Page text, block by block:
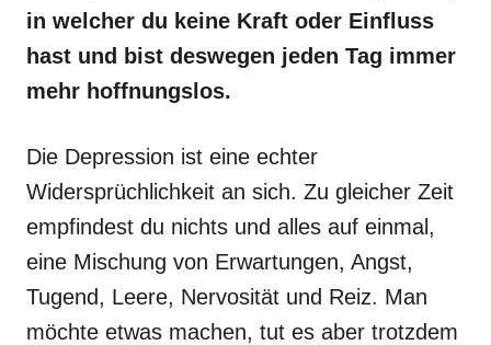
in welcher du keine Kraft oder Einfluss
hast und bist deswegen jeden Tag immer
mehr hoffnungslos.
Die Depression ist eine echter
Widersprüchlichkeit an sich. Zu gleicher Zeit
empfindest du nichts und alles auf einmal,
eine Mischung von Erwartungen, Angst,
Tugend, Leere, Nervosität und Reiz. Man
möchte etwas machen, tut es aber trotzdem